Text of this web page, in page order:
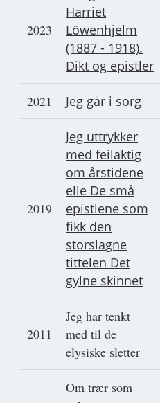
2023
Harriet
Löwenhjelm
(1887 - 1918).
Dikt og epistler
2021 Jeg går i sorg
2019
Jeg uttrykker
med feilaktig
om årstidene
elle De små
epistlene som
fikk den
storslagne
tittelen Det
gylne skinnet
2011
Jeg har tenkt
med til de
elysiske sletter
Om trær som